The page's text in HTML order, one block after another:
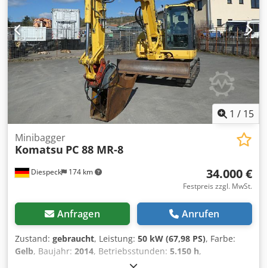
1 / 15
Diespeck 174 km
Minibagger
Komatsu PC 88 MR-8
34.000 €
Festpreis zzgl. MwSt.
Anfragen Anrufen
Zustand: gebraucht, Leistung: 50 kW (67,98 PS), Farbe:
Gelb, Baujahr: 2014, Betriebsstunden: 5.150 h,
Maschinen-/Fahrzeugnummer: